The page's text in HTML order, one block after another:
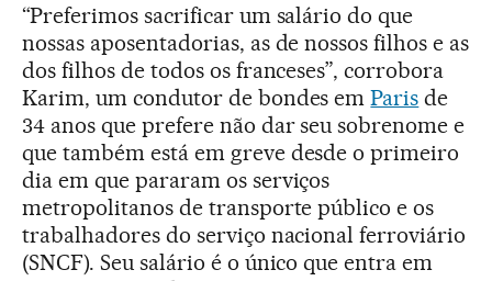
“Preferimos sacrificar um salário do que
nossas aposentadorias, as de nossos filhos e as
dos filhos de todos os franceses”, corrobora
Karim, um condutor de bondes emParis de
34 anos que prefere não dar seu sobrenome e
que também está em greve desde o primeiro
dia em que pararam os serviços
metropolitanos de transporte público e os
trabalhadores do serviço nacional ferroviário
(SNCF). Seu salário é o único que entra em